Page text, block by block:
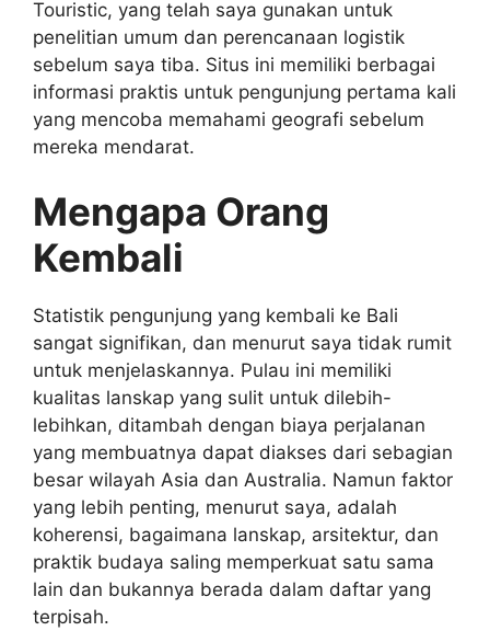
Touristic, yang telah saya gunakan untuk
penelitian umum dan perencanaan logistik
sebelum saya tiba. Situs ini memiliki berbagai
informasi praktis untuk pengunjung pertama kali
yang mencoba memahami geografi sebelum
mereka mendarat.
Mengapa Orang
Kembali
Statistik pengunjung yang kembali ke Bali
sangat signifikan, dan menurut saya tidak rumit
untuk menjelaskannya. Pulau ini memiliki
kualitas lanskap yang sulit untuk dilebih-
lebihkan, ditambah dengan biaya perjalanan
yang membuatnya dapat diakses dari sebagian
besar wilayah Asia dan Australia. Namun faktor
yang lebih penting, menurut saya, adalah
koherensi, bagaimana lanskap, arsitektur, dan
praktik budaya saling memperkuat satu sama
lain dan bukannya berada dalam daftar yang
terpisah.